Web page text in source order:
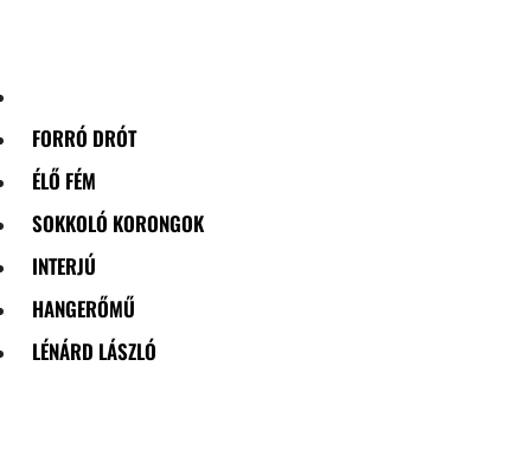
FORRÓ DRÓT
ÉLŐ FÉM
SOKKOLÓ KORONGOK
INTERJÚ
HANGERŐMŰ
LÉNÁRD LÁSZLÓ